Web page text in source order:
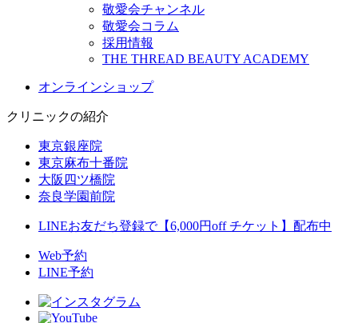
敬愛会チャンネル
敬愛会コラム
採用情報
THE THREAD BEAUTY ACADEMY
オンラインショップ
クリニックの紹介
東京銀座院
東京麻布十番院
大阪四ツ橋院
奈良学園前院
LINEお友だち登録で【6,000円off チケット】配布中
Web予約
LINE予約